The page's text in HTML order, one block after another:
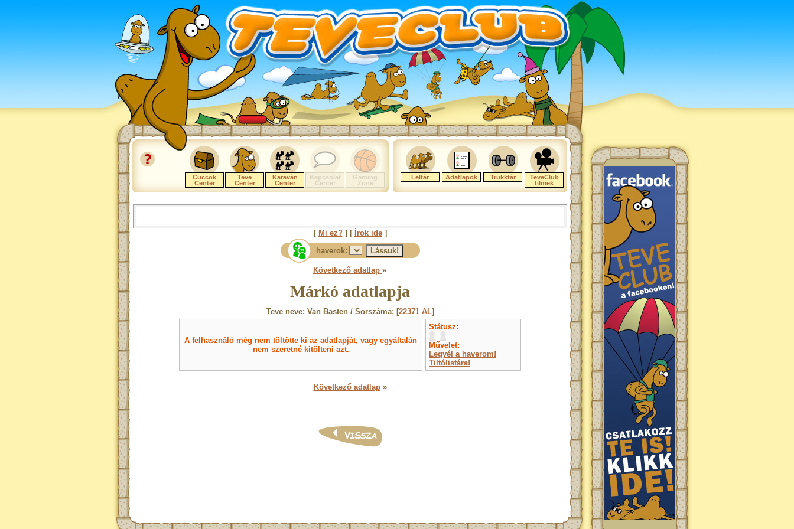
Cuccok
Center
Teve
Center
Karaván
Center
Kapcsolat
Center
Gaming
Zone
Leltár Adatlapok Trükktár
TeveClub
filmek
[ Mi ez?] [ Írok ide]
haverok:
Következő adatlap »
Márkó adatlapja
Teve neve: Van Basten / Sorszáma: [22371 AL]
A felhasználó még nem töltötte ki az adatlapját, vagy egyáltalán
nem szeretné kitölteni azt.
Státusz:
Művelet:
Legyél a haverom!
Tiltólistára!
Következő adatlap»